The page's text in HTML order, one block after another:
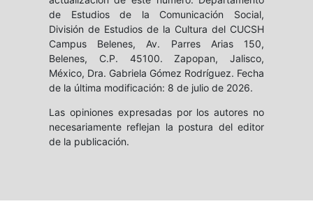
de Estudios de la Comunicación Social,
División de Estudios de la Cultura del CUCSH
Campus Belenes, Av. Parres Arias 150,
Belenes, C.P. 45100. Zapopan, Jalisco,
México, Dra. Gabriela Gómez Rodríguez. Fecha
de la última modificación: 8 de julio de 2026.
Las opiniones expresadas por los autores no
necesariamente reflejan la postura del editor
de la publicación.